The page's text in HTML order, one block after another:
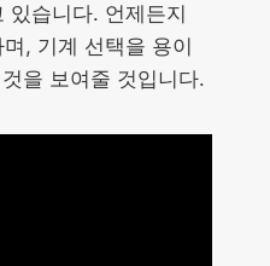
있습니다. 언제든지
, 기계 선택을 용이
을 보여줄 것입니다.